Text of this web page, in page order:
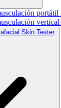
Skin Tester